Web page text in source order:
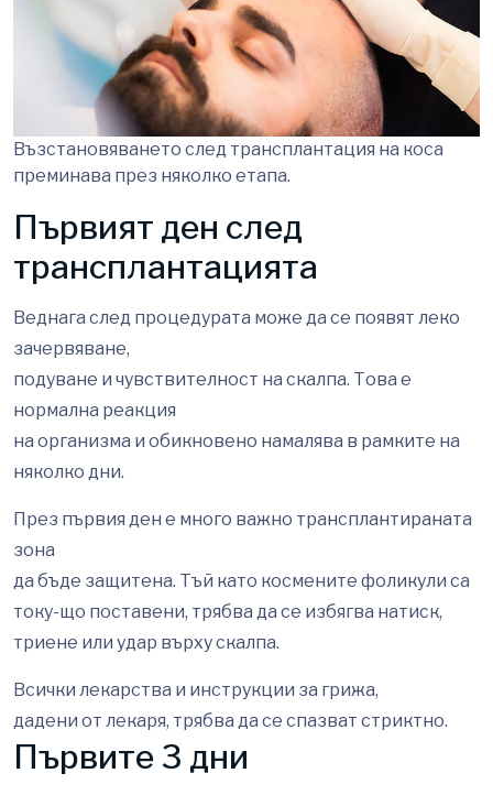
Възстановяването след трансплантация на коса
преминава през няколко етапа.
Първият ден след
трансплантацията
Веднага след процедурата може да се появят леко
зачервяване,
подуване и чувствителност на скалпа. Това е
нормална реакция
на организма и обикновено намалява в рамките на
няколко дни.
През първия ден е много важно трансплантираната
зона
да бъде защитена. Тъй като космените фоликули са
току-що поставени, трябва да се избягва натиск,
триене или удар върху скалпа.
Всички лекарства и инструкции за грижа,
дадени от лекаря, трябва да се спазват стриктно.
Първите 3 дни